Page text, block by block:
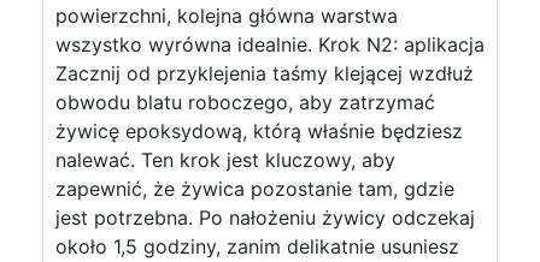
powierzchni, kolejna główna warstwa
wszystko wyrówna idealnie. Krok N2: aplikacja
Zacznij od przyklejenia taśmy klejącej wzdłuż
obwodu blatu roboczego, aby zatrzymać
żywicę epoksydową, którą właśnie będziesz
nalewać. Ten krok jest kluczowy, aby
zapewnić, że żywica pozostanie tam, gdzie
jest potrzebna. Po nałożeniu żywicy odczekaj
około 1,5 godziny, zanim delikatnie usuniesz